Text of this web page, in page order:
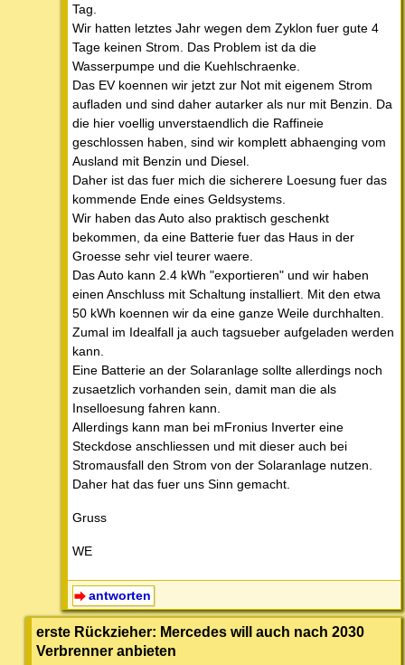
Tag.
Wir hatten letztes Jahr wegen dem Zyklon fuer gute 4
Tage keinen Strom. Das Problem ist da die
Wasserpumpe und die Kuehlschraenke.
Das EV koennen wir jetzt zur Not mit eigenem Strom
aufladen und sind daher autarker als nur mit Benzin. Da
die hier voellig unverstaendlich die Raffineie
geschlossen haben, sind wir komplett abhaenging vom
Ausland mit Benzin und Diesel.
Daher ist das fuer mich die sicherere Loesung fuer das
kommende Ende eines Geldsystems.
Wir haben das Auto also praktisch geschenkt
bekommen, da eine Batterie fuer das Haus in der
Groesse sehr viel teurer waere.
Das Auto kann 2.4 kWh "exportieren" und wir haben
einen Anschluss mit Schaltung installiert. Mit den etwa
50 kWh koennen wir da eine ganze Weile durchhalten.
Zumal im Idealfall ja auch tagsueber aufgeladen werden
kann.
Eine Batterie an der Solaranlage sollte allerdings noch
zusaetzlich vorhanden sein, damit man die als
Inselloesung fahren kann.
Allerdings kann man bei mFronius Inverter eine
Steckdose anschliessen und mit dieser auch bei
Stromausfall den Strom von der Solaranlage nutzen.
Daher hat das fuer uns Sinn gemacht.
Gruss
WE
antworten
erste Rückzieher: Mercedes will auch nach 2030
Verbrenner anbieten